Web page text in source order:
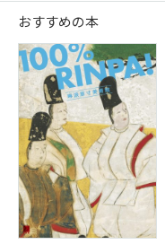
おすすめの本